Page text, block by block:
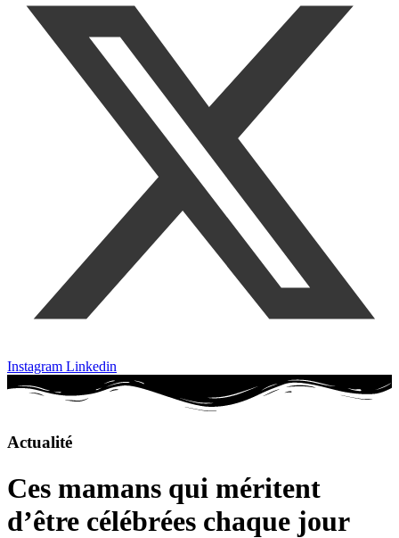
Instagram Linkedin
Actualité
Ces mamans qui méritent
d’être célébrées chaque jour